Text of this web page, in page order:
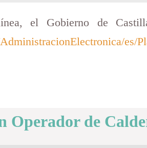
el Gobierno de
es/
Operador de